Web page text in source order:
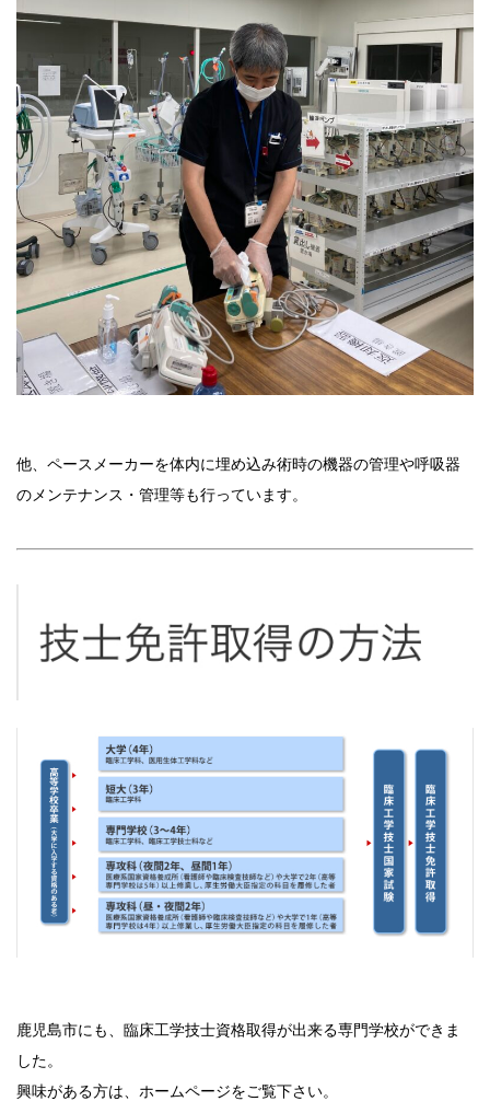
他、ペースメーカーを体内に埋め込み術時の機器の管理や呼吸器
のメンテナンス・管理等も行っています。
鹿児島市にも、臨床工学技士資格取得が出来る専門学校ができま
した。
興味がある方は、ホームページをご覧下さい。